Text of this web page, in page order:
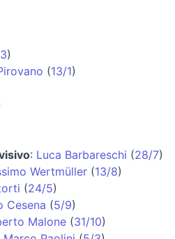
)
(13/1)
: Luca Barbareschi (28/7)
Wertmüller (13/8)
(24/5)
Cesena (5/9)
Malone (31/10)